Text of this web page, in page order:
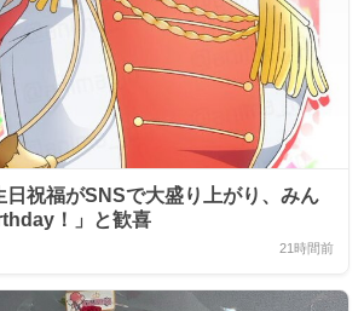
日祝福がSNSで大盛り上がり、みん
！」と歓喜
21時間前